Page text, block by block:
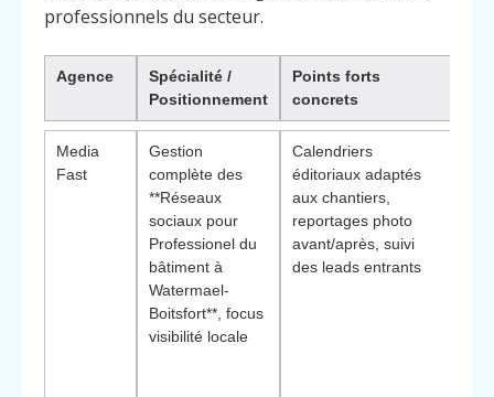
professionnels du secteur.
Agence
Spécialité /
Positionnement
Points forts
concrets
Media
Fast
Gestion
complète des
**Réseaux
sociaux pour
Professionel du
bâtiment à
Watermael-
Boitsfort**, focus
visibilité locale
Calendriers
éditoriaux adaptés
aux chantiers,
reportages photo
avant/après, suivi
des leads entrants